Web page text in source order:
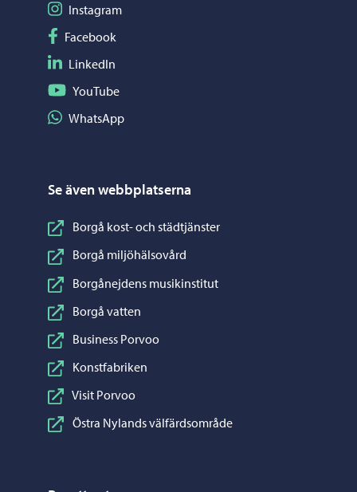
Följ på Instagram
Instagram
Följ på Facebook
Facebook
Följ på LinkedIn
LinkedIn
Följ på YouTube
YouTube
Dela på WhatsApp
WhatsApp
Se även webbplatserna
Borgå kost- och städtjänster
Borgå miljöhälsovård
Borgånejdens musikinstitut
Borgå vatten
Business Porvoo
Konstfabriken
Visit Porvoo
Östra Nylands välfärdsområde